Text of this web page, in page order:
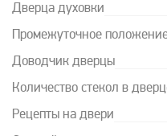
Дверца духовки
Промежуточное
Доводчик дверцы
Количество стекол в
Рецепты на двери